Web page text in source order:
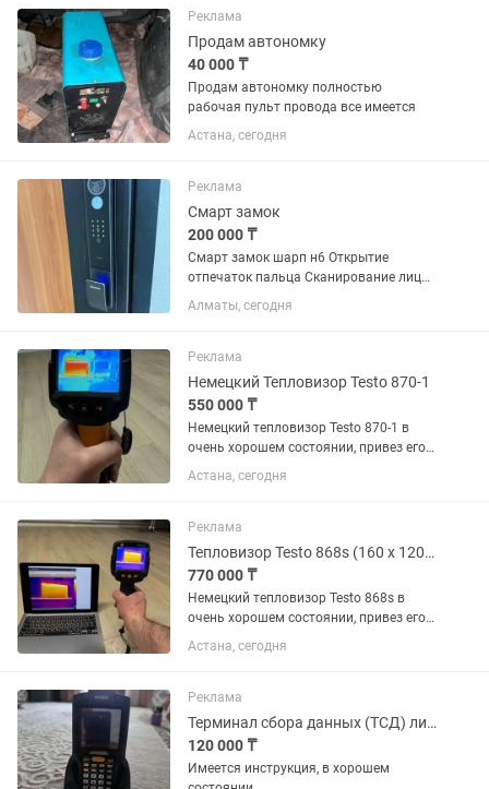
Реклама
Продам автономку
40 000 ₸
Продам автономку полностью
рабочая пульт провода все имеется
Астана, сегодня
Реклама
Смарт замок
200 000 ₸
Смарт замок шарп н6 Открытие
отпечаток пальца Сканирование лица
Карта 2 шт в комплекте Механическим
ключом Приложение на смарт фоне
Алматы, сегодня
Реклама
Немецкий Тепловизор Testo 870-1
550 000 ₸
Немецкий тепловизор Testo 870-1 в
очень хорошем состоянии, привез его
из Германии. Руководство по меню на
нескольких языках, включая русский.
пикселей Большой...
Астана, сегодня
Реклама
Тепловизор Testo 868s (160 x 120 пикселей, приложение)
770 000 ₸
Немецкий тепловизор Testo 868s в
очень хорошем состоянии, привез его
из Германии. У легчает работу с
приложением «Testo Thermography».
также приложение на нескольких...
Астана, сегодня
Реклама
Терминал сбора данных (ТСД) линейки Symbol / Motorola / Zebra серии M
120 000 ₸
Имеется инструкция, в хорошем